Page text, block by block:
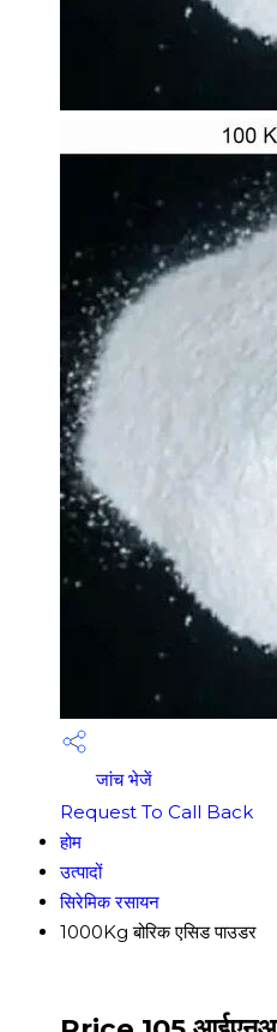
जांच भेजें
Request To Call Back
होम
उत्पादों
सिरेमिक रसायन
1000Kg बोरिक एसिड पाउडर